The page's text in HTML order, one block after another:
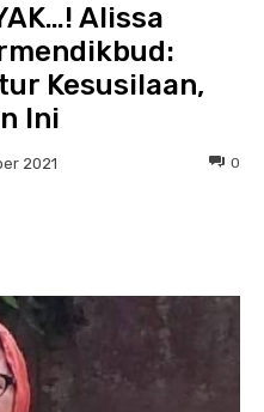
Alissa
Kesusilaan,
Ini
2021 0